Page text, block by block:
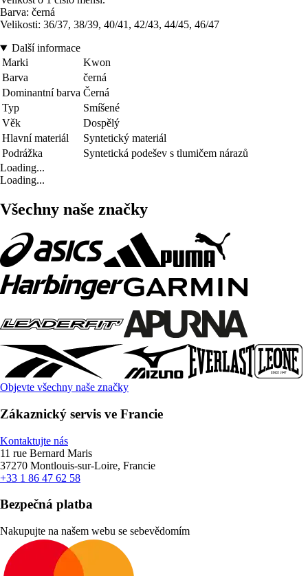
Barva: černá
Velikosti: 36/37, 38/39, 40/41, 42/43, 44/45, 46/47
Další informace
Marki
Kwon
Barva
černá
Dominantní barva Černá
Typ
Smíšené
Věk
Dospělý
Hlavní materiál
Syntetický materiál
Podrážka
Syntetická podešev s tlumičem nárazů
Loading...
Loading...
Všechny naše značky
Objevte všechny naše značky
Zákaznický servis ve Francie
Kontaktujte nás
11 rue Bernard Maris
37270 Montlouis-sur-Loire, Francie
+33 1 86 47 62 58
Bezpečná platba
Nakupujte na našem webu se sebevědomím